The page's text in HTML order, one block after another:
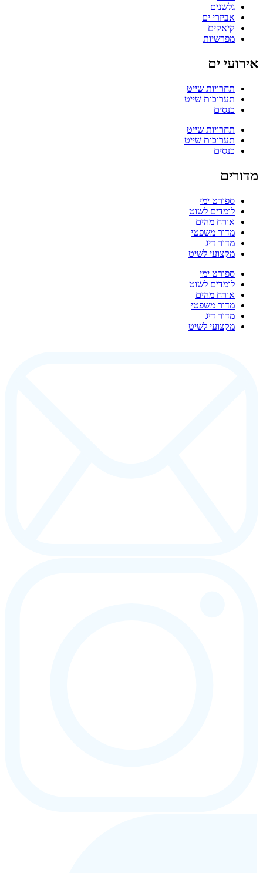
גלשנים
אביזרי ים
קיאקים
מפרשיות
אירועי ים
תחרויות שייט
תערוכות שייט
כנסים
תחרויות שייט
תערוכות שייט
כנסים
מדורים
ספורט ימי
לומדים לשוט
אורח מהים
מדור משפטי
מדור דיג
מקצועי לשיט
ספורט ימי
לומדים לשוט
אורח מהים
מדור משפטי
מדור דיג
מקצועי לשיט